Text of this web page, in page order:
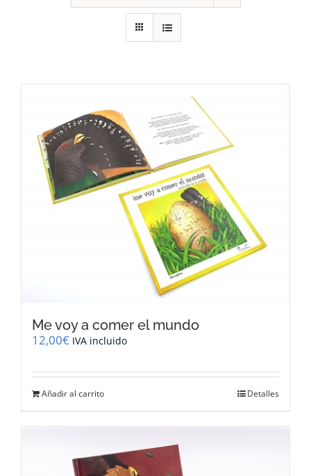
Me voy a comer el mundo
12,00€ IVA incluido
Añadir al carrito Detalles